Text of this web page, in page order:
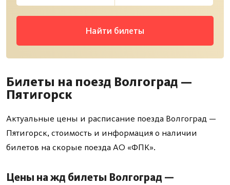
Найти билеты
Билеты на поезд Волгоград —
Пятигорск
Актуальные цены и расписание поезда Волгоград —
Пятигорск, стоимость и информация о наличии
билетов на скорые поезда АО «ФПК».
Цены на жд билеты Волгоград —